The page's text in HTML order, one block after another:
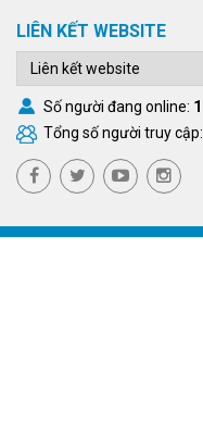
LIÊN KẾT WEBSITE
Số người đang online: 1
Tổng số người truy cập: